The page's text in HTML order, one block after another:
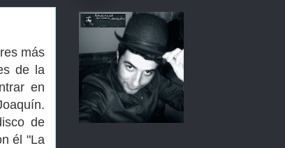
más
de la
en
de
él "La